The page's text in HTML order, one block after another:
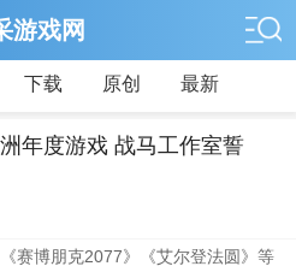
游戏网
下载 原创 最新
年度游戏 战马工作室誓
博朋克2077》《艾尔登法圆》等